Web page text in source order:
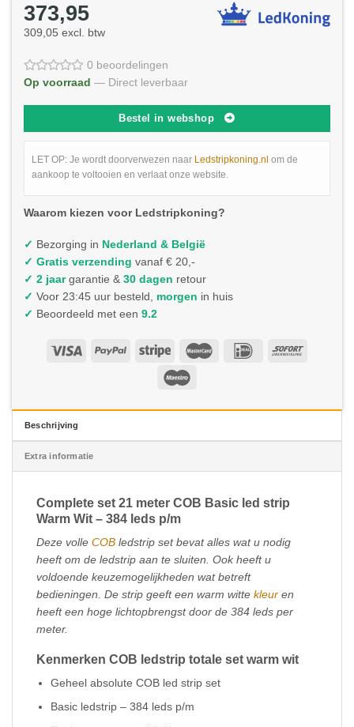
373,95
309,05 excl. btw
0 beoordelingen
Op voorraad — Direct leverbaar
Bestel in webshop
LET OP: Je wordt doorverwezen naar Ledstripkoning.nl om de
aankoop te voltooien en verlaat onze website.
Waarom kiezen voor Ledstripkoning?
✓ Bezorging in Nederland & België
✓ Gratis verzending vanaf € 20,-
✓ 2 jaargarantie & 30 dagen retour
✓ Voor 23:45 uur besteld, morgen in huis
✓ Beoordeeld met een 9.2
Beschrijving
Extra informatie
Complete set 21 meter COB Basic led strip
Warm Wit – 384 leds p/m
Deze volle COB ledstrip set bevat alles wat u nodig
heeft om de ledstrip aan te sluiten. Ook heeft u
voldoende keuzemogelijkheden wat betreft
bedieningen. De strip geeft een warm witte kleur en
heeft een hoge lichtopbrengst door de 384 leds per
meter.
Kenmerken COB ledstrip totale set warm wit
Geheel absolute COB led strip set
Basic ledstrip – 384 leds p/m